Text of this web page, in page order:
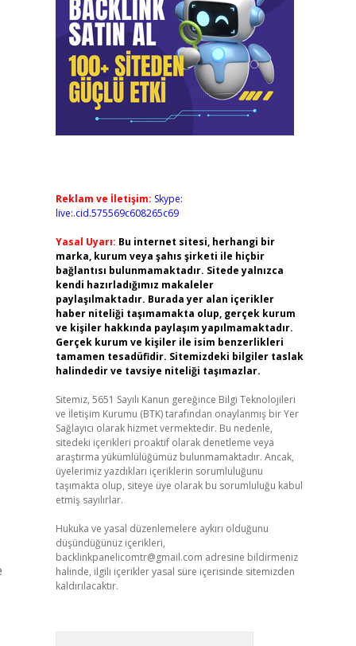
Reklam ve İletişim: Skype:
live:.cid.575569c608265c69
Yasal Uyarı: Bu internet sitesi, herhangi bir
marka, kurum veya şahıs şirketi ile hiçbir
bağlantısı bulunmamaktadır. Sitede yalnızca
kendi hazırladığımız makaleler
paylaşılmaktadır. Burada yer alan içerikler
haber niteliği taşımamakta olup, gerçek kurum
ve kişiler hakkında paylaşım yapılmamaktadır.
Gerçek kurum ve kişiler ile isim benzerlikleri
tamamen tesadüfidir. Sitemizdeki bilgiler taslak
halindedir ve tavsiye niteliği taşımazlar.
Sitemiz, 5651 Sayılı Kanun gereğince Bilgi Teknolojileri
ve İletişim Kurumu (BTK) tarafından onaylanmış bir Yer
Sağlayıcı olarak hizmet vermektedir. Bu nedenle,
sitedeki içerikleri proaktif olarak denetleme veya
araştırma yükümlülüğümüz bulunmamaktadır. Ancak,
üyelerimiz yazdıkları içeriklerin sorumluluğunu
taşımakta olup, siteye üye olarak bu sorumluluğu kabul
etmiş sayılırlar.
Hukuka ve yasal düzenlemelere aykırı olduğunu
düşündüğünüz içerikleri,
backlinkpanelicomtr@gmail.com adresine bildirmeniz
halinde, ilgili içerikler yasal süre içerisinde sitemizden
kaldırılacaktır.